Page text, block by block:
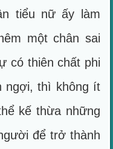
tiểu nữ ấy làm
một chân sai
có thiên chất phi
ngợi, thì không ít
kế thừa những
để trở thành